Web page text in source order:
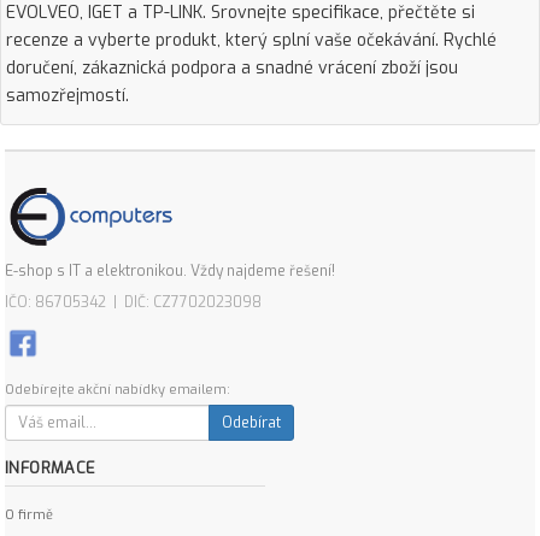
EVOLVEO, IGET a TP-LINK. Srovnejte specifikace, přečtěte si
recenze a vyberte produkt, který splní vaše očekávání. Rychlé
doručení, zákaznická podpora a snadné vrácení zboží jsou
samozřejmostí.
E-shop s IT a elektronikou. Vždy najdeme řešení!
IČO: 86705342 | DIČ: CZ7702023098
Odebírejte akční nabídky emailem:
Odebírat
INFORMACE
O firmě